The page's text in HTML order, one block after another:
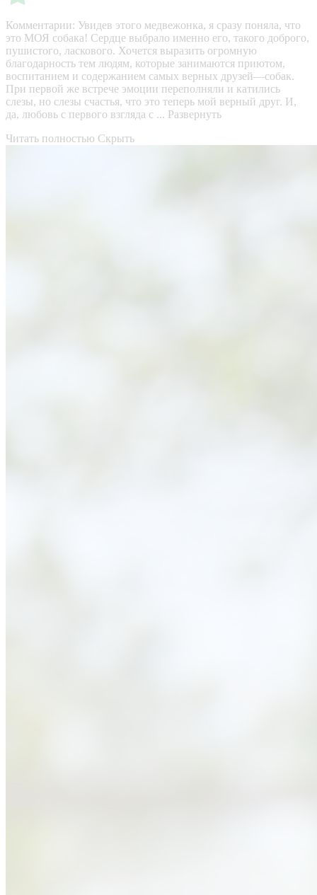
Комментарии: Увидев этого медвежонка, я сразу поняла, что
это МОЯ собака! Сердце выбрало именно его, такого доброго,
пушистого, ласкового. Хочется выразить огромную
благодарность тем людям, которые занимаются приютом,
воспитанием и содержанием самых верных друзей—собак.
При первой же встрече эмоции переполняли и катились
слезы, но слезы счастья, что это теперь мой верный друг. И,
да, любовь с первого взгляда с ... Развернуть
Читать полностью Скрыть